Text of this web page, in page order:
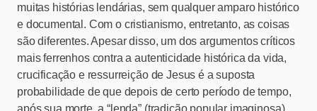
muitas histórias lendárias, sem qualquer amparo histórico
e documental. Com o cristianismo, entretanto, as coisas
são diferentes. Apesar disso, um dos argumentos críticos
mais ferrenhos contra a autenticidade histórica da vida,
crucificação e ressurreição de Jesus é a suposta
probabilidade de que depois de certo período de tempo,
após sua morte, a “lenda” (tradição popular imaginosa)